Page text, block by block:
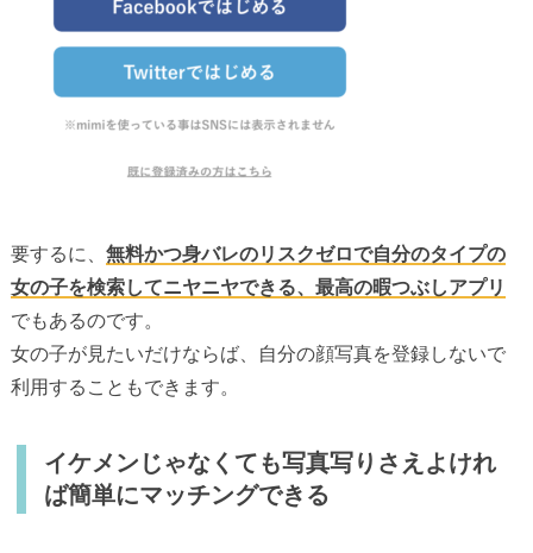
要するに、 無料かつ身バレのリスクゼロで自分のタイプの
女の子を検索してニヤニヤできる、最高の暇つぶしアプリ
でもあるのです。
女の子が見たいだけならば、自分の顔写真を登録しないで
利用することもできます。
イケメンじゃなくても写真写りさえよけれ
ば簡単にマッチングできる